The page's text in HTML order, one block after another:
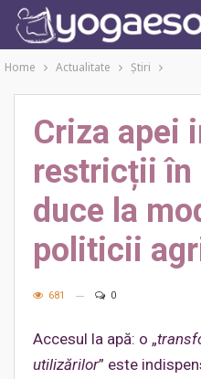
Home Actualitate Ştiri
Criza apei
restricții în
duce la
politicii
681 0
Accesul la apă: o „
utilizărilor” este